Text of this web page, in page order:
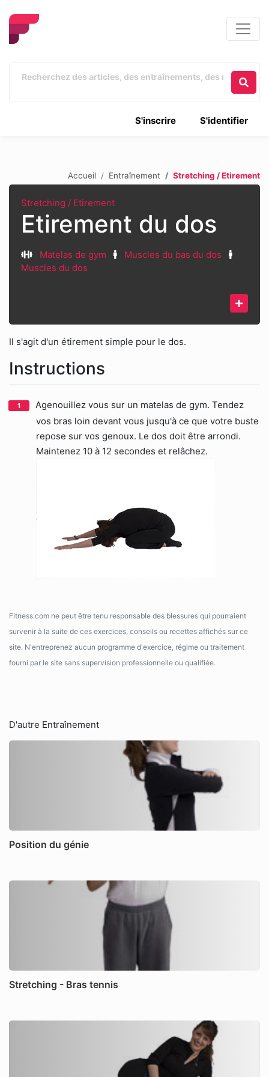
S'identifier
S'inscrire
Accueil Entraînement Stretching / Etirement
Stretching / Etirement
Etirement du dos
Matelas de gym
Muscles du bas du dos
Muscles du dos
Il s'agit d'un étirement simple pour le dos.
Instructions
Agenouillez vous sur un matelas de gym. Tendez
vos bras loin devant vous jusqu'à ce que votre buste
repose sur vos genoux. Le dos doit être arrondi.
Maintenez 10 à 12 secondes et relâchez.
Fitness.com ne peut être tenu responsable des blessures qui pourraient
survenir à la suite de ces exercices, conseils ou recettes affichés sur ce
site. N'entreprenez aucun programme d'exercice, régime ou traitement
fourni par le site sans supervision professionnelle ou qualifiée.
D'autre Entraînement
Position du génie
Stretching - Bras tennis